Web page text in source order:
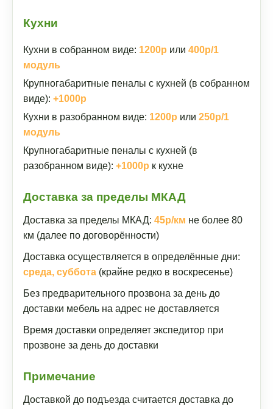
Кухни
Кухни в собранном виде: 1200р или 400р/1
модуль
Крупногабаритные пеналы с кухней (в собранном
виде): +1000р
Кухни в разобранном виде: 1200р или 250р/1
модуль
Крупногабаритные пеналы с кухней (в
разобранном виде): +1000р к кухне
Доставка за пределы МКАД
Доставка за пределы МКАД: 45р/км не более 80
км (далее по договорённости)
Доставка осуществляется в определённые дни:
среда, суббота (крайне редко в воскресенье)
Без предварительного прозвона за день до
доставки мебель на адрес не доставляется
Время доставки определяет экспедитор при
прозвоне за день до доставки
Примечание
Доставкой до подъезда считается доставка до